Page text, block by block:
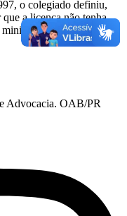
o colegiado definiu,
a licença não tenha
ministro Sérgio
Advocacia. OAB/PR